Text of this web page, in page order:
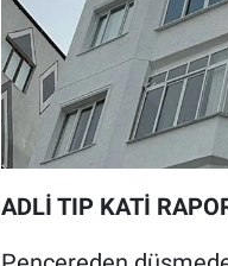
ADLİ TIP KATİ